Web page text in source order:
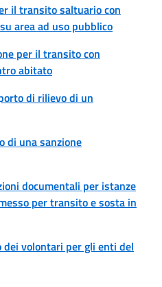
il transito saltuario con
area ad uso pubblico
per il transito con
abitato
di rilievo di un
di una sanzione
documentali per istanze
per transito e sosta in
volontari per gli enti del